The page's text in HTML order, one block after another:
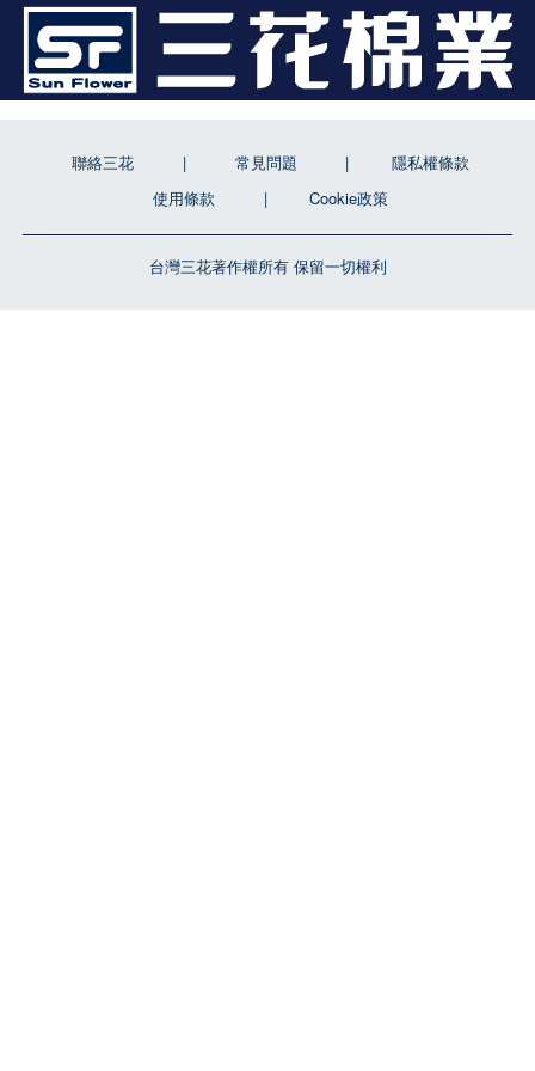
台灣三花著作權所有 保留一切權利
聯絡三花 常見問題
隱私權條款
使用條款
Cookie政策